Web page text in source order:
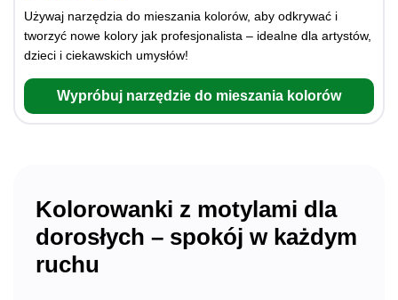
Używaj narzędzia do mieszania kolorów, aby odkrywać i
tworzyć nowe kolory jak profesjonalista – idealne dla artystów,
dzieci i ciekawskich umysłów!
Wypróbuj narzędzie do mieszania kolorów
Kolorowanki z motylami dla
dorosłych – spokój w każdym
ruchu